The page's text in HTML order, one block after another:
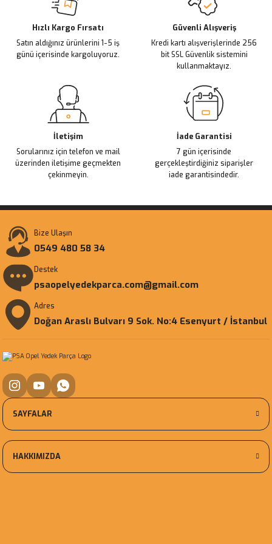
Ürün bilgilerinde hatalar bulunuyor.
Ürün fiyatı diğer sitelerden daha pahalı.
Bu ürüne benzer farklı alternatifler olmalı.
Hızlı Kargo Fırsatı
Satın aldığınız ürünlerini 1-5 iş
günü içerisinde kargoluyoruz.
Güvenli Alışveriş
Kredi kartı alışverişlerinde 256
bit SSL Güvenlik sistemini
kullanmaktayız.
İletişim
Sorularınız için telefon ve mail
üzerinden iletişime geçmekten
çekinmeyin.
İade Garantisi
7 gün içerisinde
gerçekleştirdiğiniz siparişler
iade garantisindedir.
Bize Ulaşın
0549 480 58 34
Destek
psaopelyedekparca.com@gmail.com
Adres
Doğan Araslı Bulvarı 9 Sok. No:4 Esenyurt / İstanbul
SAYFALAR
HAKKIMIZDA